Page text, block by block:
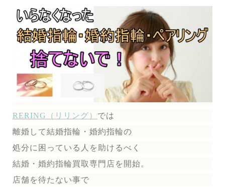
RERING（リリング） では
離婚して結婚指輪・婚約指輪の
処分に困っている人を助けるべく
結婚・婚約指輪買取専門店を開始。
店舗を待たない事で